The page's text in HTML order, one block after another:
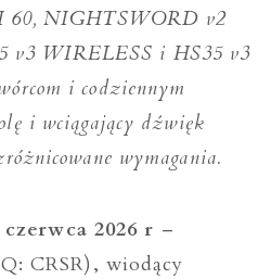
NIGHTSWORD v2
v3 WIRELESS i HS35 v3
i codziennym
i wciągający dźwięk
wymagania.
czerwca 2026 r –
CRSR), wiodący